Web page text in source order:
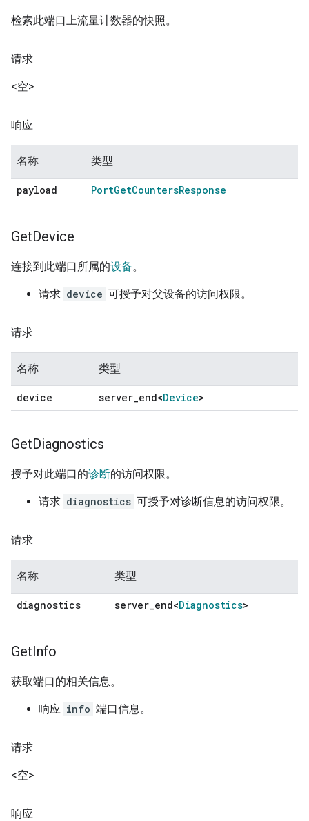
检索此端口上流量计数器的快照。
请求
<空>
响应
名称 类型
payload PortGetCountersResponse
GetDevice
连接到此端口所属的设备。
请求 device 可授予对父设备的访问权限。
请求
名称 类型
device server end<Device>
GetDiagnostics
授予对此端口的诊断的访问权限。
请求 diagnostics 可授予对诊断信息的访问权限。
请求
名称 类型
diagnostics server end<Diagnostics>
GetInfo
获取端口的相关信息。
响应 info 端口信息。
请求
<空>
响应